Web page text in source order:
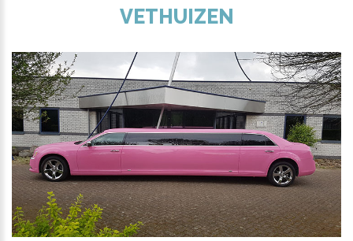
VETHUIZEN